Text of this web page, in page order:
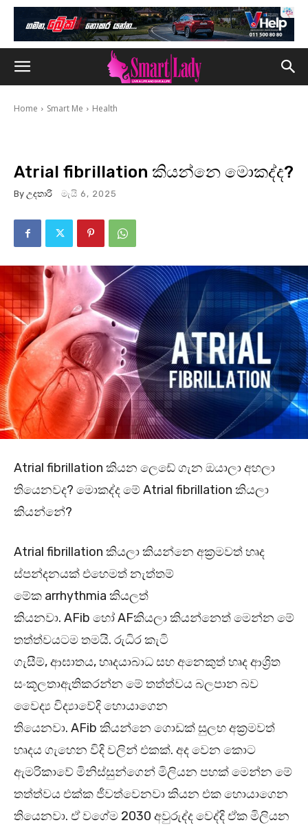
Home Smart Me Health
Atrial fibrillation කියන්නෙ මොකද්ද?
By උදතාරි මැයි 6, 2025
Atrial fibrillation කියන ලෙඩේ ගැන ඔයාලා අහලා
තියෙනවද? මොකද්ද මේ Atrial fibrillation කියලා
කියන්නේ?
Atrial fibrillation කියලා කියන්නෙ අක්‍රමවත් හෘද
ස්පන්දනයක් එහෙමත් නැත්තම්
මේක arrhythmia කියලත්
කියනවා. AFib හෝ AFකියලා කියන්නෙත් මෙන්න මේ
තත්ත්වයටම තමයි. රුධිර කැටි
ගැසීම්, ආඝාතය, හෘදයාබාධ සහ අනෙකුත් හෘද ආශ්‍රිත
සංකූලතාඇතිකරන්න මේ තත්ත්වය බලපාන බව
වෛද්‍ය විද්‍යාවේදි හොයාගෙන
තියෙනවා. AFib කියන්නෙ ගොඩක් සුලභ අක්‍රමවත්
හෘදය ගැහෙන විදි වලින් එකක්. අද වෙන කොට
ඇමරිකාවේ මිනිස්සුන්ගෙන් මිලියන පහක් මෙන්න මේ
තත්ත්වය එක්ක ජීවත්වෙනවා කියන එක හොයාගෙන
තියෙනවා. ඒ වගේම 2030 අවුරුද්ද වෙද්දි ඒක මිලියන